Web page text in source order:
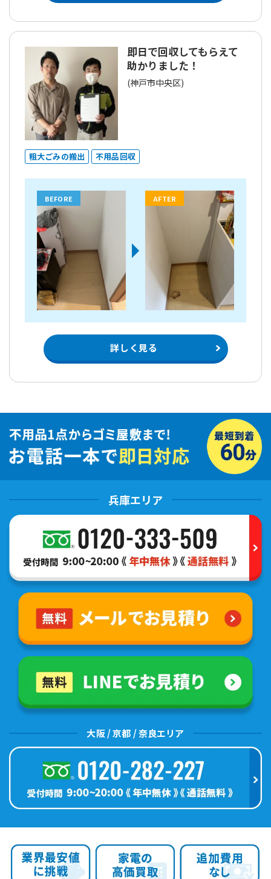
即日で回収してもらえて
助かりました！
(神戸市中央区)
粗大ごみの搬出 不用品回収
BEFORE AFTER
詳しく見る
兵庫エリア
大阪 / 京都 / 奈良エリア